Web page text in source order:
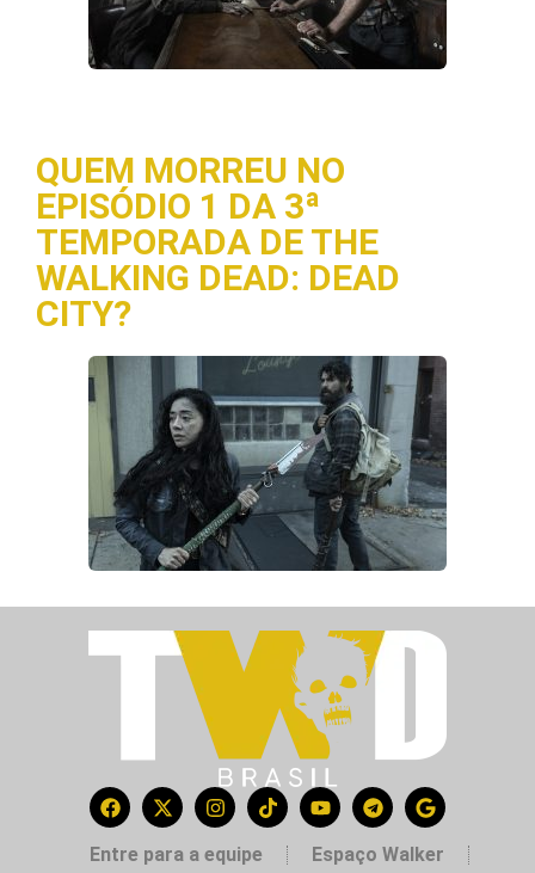
QUEM MORREU NO
EPISÓDIO 1 DA 3ª
TEMPORADA DE THE
WALKING DEAD: DEAD
CITY?
Entre para a equipe Espaço Walker